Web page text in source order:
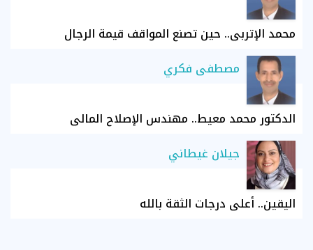
محمد الإتربي.. حين تصنع المواقف قيمة الرجال
مصطفى فكري
الدكتور محمد معيط.. مهندس الإصلاح المالي
جيلان غيطاني
اليقين.. أعلى درجات الثقة بالله